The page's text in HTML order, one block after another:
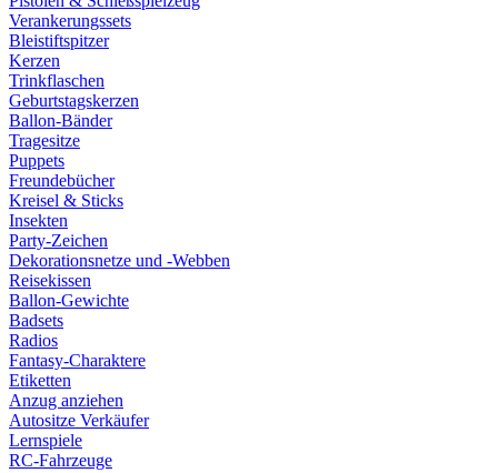
Verankerungssets
Bleistiftspitzer
Kerzen
Trinkflaschen
Geburtstagskerzen
Ballon-Bänder
Tragesitze
Puppets
Freundebücher
Kreisel & Sticks
Insekten
Party-Zeichen
Dekorationsnetze und -Webben
Reisekissen
Ballon-Gewichte
Badsets
Radios
Fantasy-Charaktere
Etiketten
Anzug anziehen
Autositze Verkäufer
Lernspiele
RC-Fahrzeuge